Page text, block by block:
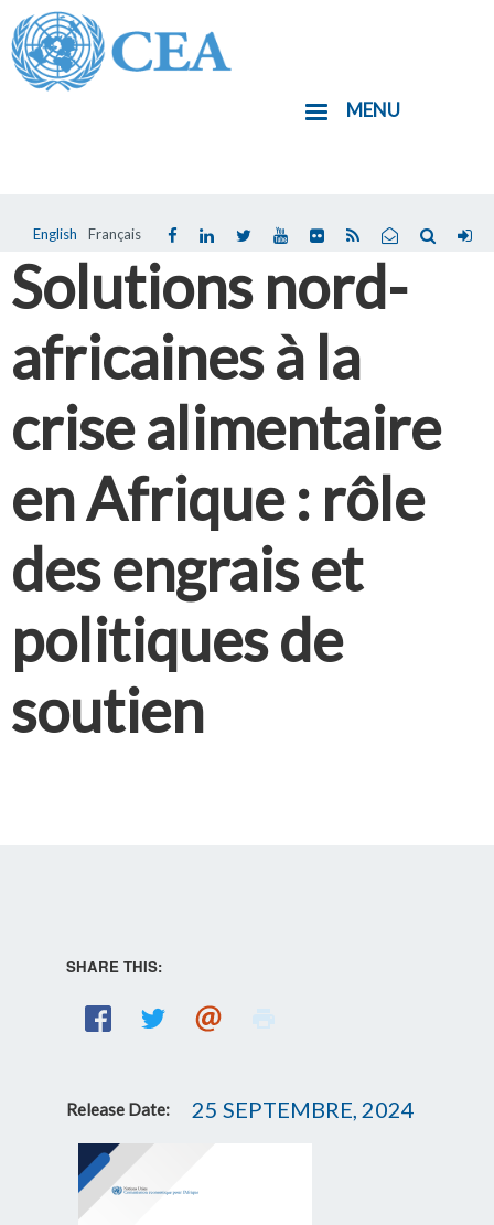
Aller
au
contenu
English Français
MENU
Solutions nord-
africaines à la
crise alimentaire
en Afrique : rôle
des engrais et
politiques de
soutien
SHARE THIS:
Release Date: 25 SEPTEMBRE, 2024